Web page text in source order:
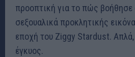
προοπτική για το πώς βοήθησε
σεξουαλικά προκλητικής
εποχή του Ziggy Stardust. Απλά,
έγκυος.